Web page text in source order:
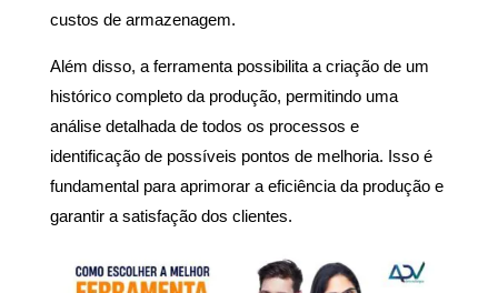
custos de armazenagem.
Além disso, a ferramenta possibilita a criação de um
histórico completo da produção, permitindo uma
análise detalhada de todos os processos e
identificação de possíveis pontos de melhoria. Isso é
fundamental para aprimorar a eficiência da produção e
garantir a satisfação dos clientes.